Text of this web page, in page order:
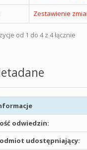
Zestawienie
od 1 do 4 z 4 łącznie
odwiedzin:
udostępniający: